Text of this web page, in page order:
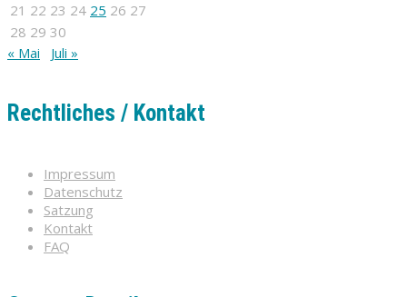
21 22 23 24 25 26 27
28 29 30
« Mai
Juli »
Rechtliches / Kontakt
Impressum
Datenschutz
Satzung
Kontakt
FAQ